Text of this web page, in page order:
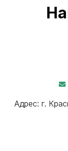
Адрес: г.